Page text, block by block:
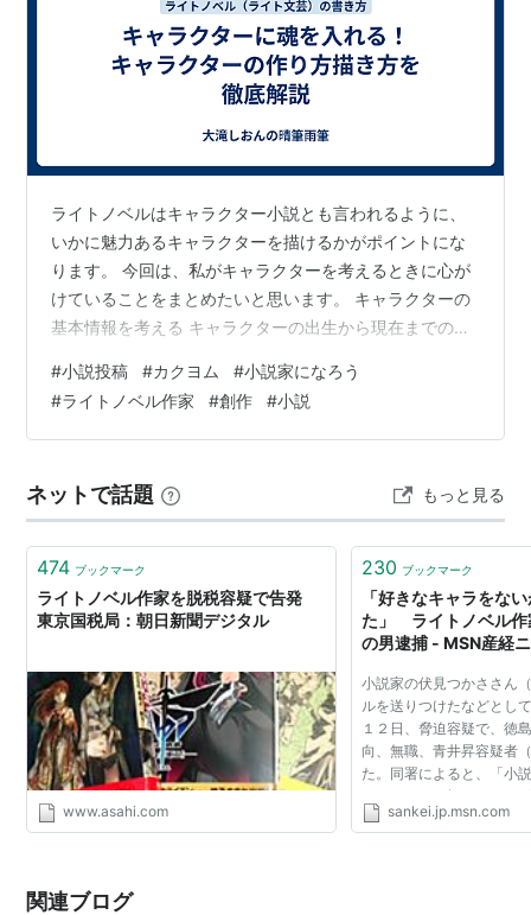
ライトノベルはキャラクター小説とも言われるように、
いかに魅力あるキャラクターを描けるかがポイントにな
ります。 今回は、私がキャラクターを考えるときに心が
けていることをまとめたいと思います。 キャラクターの
基本情報を考える キャラクターの出生から現在までの経
情移入できるキャラクターを描く キャラクターの成長を
描く まとめ キャラクターの基本情報を考える キャラク
ターの基本情報とは、人間なら男か女か、名前、生年月
ンゲームでは、ゲーム開始時に自分が動かすキャラクタ
ーを作ると思いますが、そこで決め…
#小説投稿 #カクヨム #小説家になろう
#ライトノベル作家 #創作 #小説
ネットで話題 もっと見る
474 ブックマーク
ライトノベル作家を脱税容疑で告発
東京国税局：朝日新聞デジタル
www.asahi.com
230 ブックマーク
「好きなキャラをな
た」 ライトノベル
の男逮捕 - MSN産経
小説家の伏見つかささん
ルを送りつけたなどとし
１２日、脅迫容疑で、徳
向、無職、青井昇容疑者
た。同署によると、「小
ャラクターの扱いがない
と思い、腹が立った」と
sankei.jp.msn.com
関連ブログ